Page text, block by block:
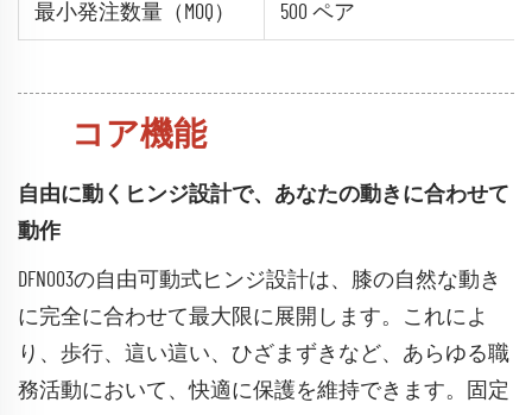
最小発注数量（MOQ） 500 ペア
コア機能
自由に動くヒンジ設計で、あなたの動きに合わせて
動作
DFN003の自由可動式ヒンジ設計は、膝の自然な動き
に完全に合わせて最大限に展開します。これによ
り、歩行、這い這い、ひざまずきなど、あらゆる職
務活動において、快適に保護を維持できます。固定